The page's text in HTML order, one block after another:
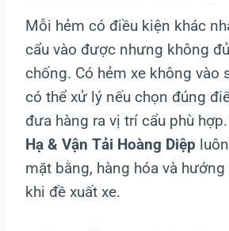
Mỗi hẻm có điều kiện khác
cẩu vào được nhưng không
chống. Có hẻm xe không vào
có thể xử lý nếu chọn đúng
đưa hàng ra vị trí cẩu phù hợp.
Hạ & Vận Tải Hoàng Diệp
mặt bằng, hàng hóa và
khi đề xuất xe.